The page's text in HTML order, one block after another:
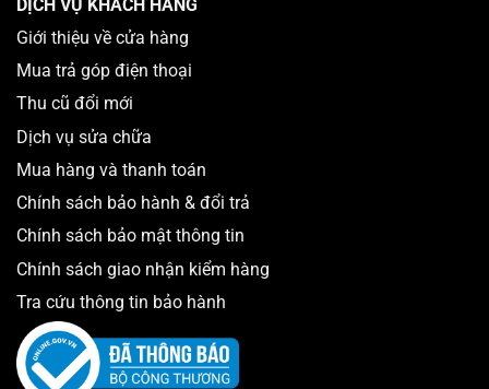
DỊCH VỤ KHÁCH HÀNG
Giới thiệu về cửa hàng
Mua trả góp điện thoại
Thu cũ đổi mới
Dịch vụ sửa chữa
Mua hàng và thanh toán
Chính sách bảo hành & đổi trả
Chính sách bảo mật thông tin
Chính sách giao nhận kiểm hàng
Tra cứu thông tin bảo hành